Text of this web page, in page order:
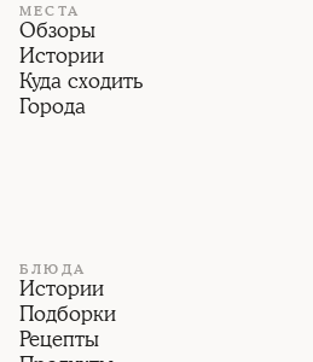
МЕСТА
Обзоры
Истории
Куда сходить
Города
БЛЮДА
Истории
Подборки
Рецепты